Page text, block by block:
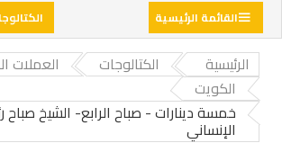
القائمة الرئيسية
الرئيسية الكتالوجات
العملات
الكويت
خمسة دينارات - صباح الرابع- الشيخ
الإنساني